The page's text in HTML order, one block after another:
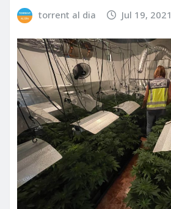
torrent al dia Jul 19, 2021